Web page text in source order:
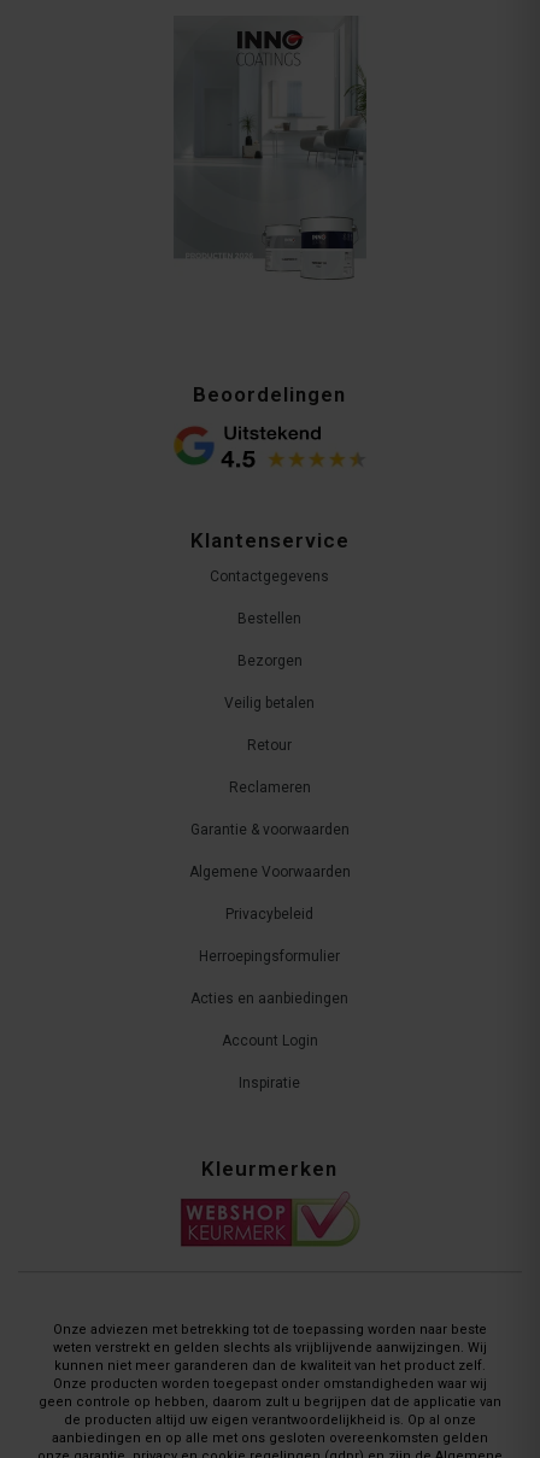
Beoordelingen
Klantenservice
Contactgegevens
Bestellen
Bezorgen
Veilig betalen
Retour
Reclameren
Garantie & voorwaarden
Algemene Voorwaarden
Privacybeleid
Herroepingsformulier
Acties en aanbiedingen
Account Login
Inspiratie
Kleurmerken
Onze adviezen met betrekking tot de toepassing worden naar beste
weten verstrekt en gelden slechts als vrijblijvende aanwijzingen. Wij
kunnen niet meer garanderen dan de kwaliteit van het product zelf.
Onze producten worden toegepast onder omstandigheden waar wij
geen controle op hebben, daarom zult u begrijpen dat de applicatie van
de producten altijd uw eigen verantwoordelijkheid is. Op al onze
aanbiedingen en op alle met ons gesloten overeenkomsten gelden